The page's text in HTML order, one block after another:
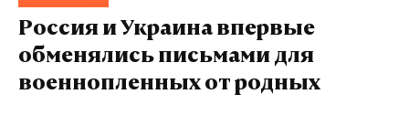
Россия и Украина впервые
обменялись письмами для
военнопленных от родных